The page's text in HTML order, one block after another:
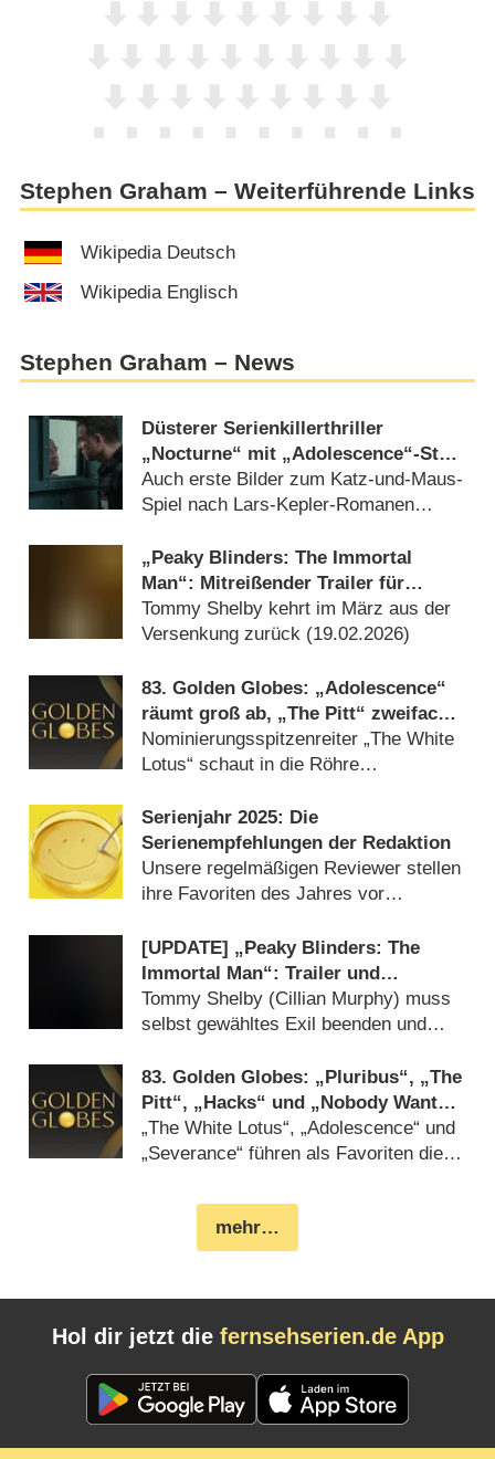
Stephen Graham – Weiterführende Links
Wikipedia Deutsch
Wikipedia Englisch
Stephen Graham – News
Düsterer Serienkillerthriller
„Nocturne“ mit „Adolescence“-Star
erhält Startdatum
Auch erste Bilder zum Katz-und-Maus-
Spiel nach Lars-Kepler-Romanen
„Peaky Blinders: The Immortal
Man“: Mitreißender Trailer für
Filmsequel zum Gangsterhit von
Netflix
Tommy Shelby kehrt im März aus der
Versenkung zurück (19.02.2026)
83. Golden Globes: „Adolescence“
räumt groß ab, „The Pitt“ zweifach
ausgezeichnet
Nominierungsspitzenreiter „The White
Lotus“ schaut in die Röhre
Serienjahr 2025: Die
Serienempfehlungen der Redaktion
Unsere regelmäßigen Reviewer stellen
ihre Favoriten des Jahres vor
[UPDATE] „Peaky Blinders: The
Immortal Man“: Trailer und
Starttermin für Filmsequel zum
Gangsterhit von Netflix
Tommy Shelby (Cillian Murphy) muss
selbst gewähltes Exil beenden und
83. Golden Globes: „Pluribus“, „The
Pitt“, „Hacks“ und „Nobody Wants
This“ nominiert
„The White Lotus“, „Adolescence“ und
„Severance“ führen als Favoriten die
mehr…
Hol dir jetzt die fernsehserien.de App